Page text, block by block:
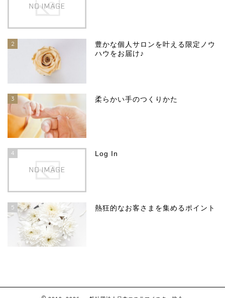
2
豊かな個人サロンを叶える限定ノウ
ハウをお届け♪
3 柔らかい手のつくりかた
4 Log In
5 熱狂的なお客さまを集めるポイント